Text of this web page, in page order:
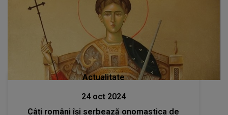
Actualitate
24 oct 2024
Câți români își serbează onomastica de